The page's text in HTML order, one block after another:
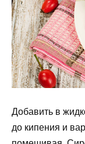
Добавить в
до кипения и